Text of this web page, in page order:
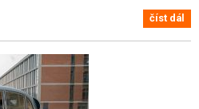
číst dál